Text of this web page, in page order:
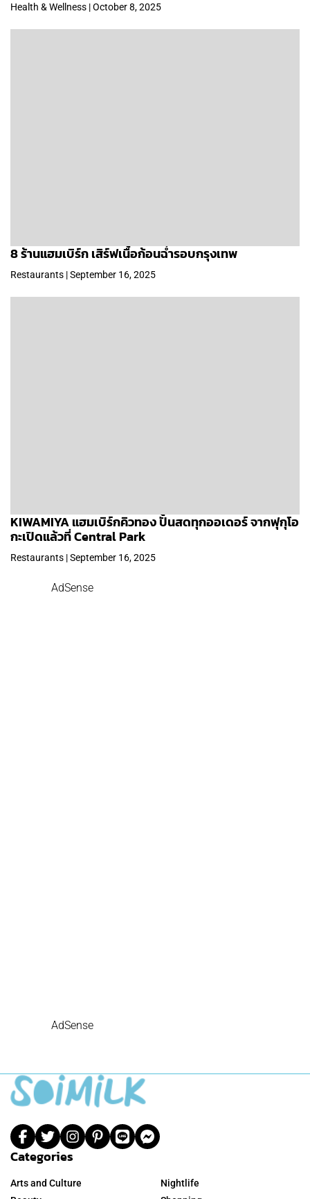
Health & Wellness | October 8, 2025
8 ร้านแฮมเบิร์ก เสิร์ฟเนื้อก้อนฉ่ำรอบกรุงเทพ
Restaurants | September 16, 2025
KIWAMIYA แฮมเบิร์กคิวทอง ปั้นสดทุกออเดอร์ จากฟุกุโอ
กะเปิดแล้วที่ Central Park
Restaurants | September 16, 2025
AdSense
AdSense
Categories
Arts and Culture
Nightlife